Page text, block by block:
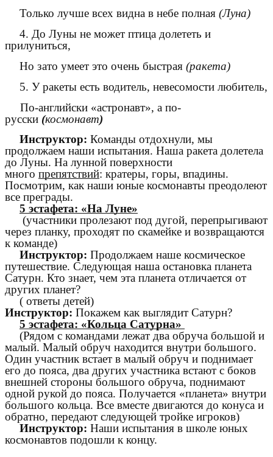
Только лучше всех видна в небе полная (Луна)
4. До Луны не может птица долететь и
прилуниться,
Но зато умеет это очень быстрая (ракета)
5. У ракеты есть водитель, невесомости любитель,
По-английски «астронавт», а по-
русски (космонавт)
Инструктор: Команды отдохнули, мы
продолжаем наши испытания. Наша ракета долетела
до Луны. На лунной поверхности
много препятствий: кратеры, горы, впадины.
Посмотрим, как наши юные космонавты преодолеют
все преграды.
5 эстафета: «На Луне»
(участники пролезают под дугой, перепрыгивают
через планку, проходят по скамейке и возвращаются
к команде)
Инструктор: Продолжаем наше космическое
путешествие. Следующая наша остановка планета
Сатурн. Кто знает, чем эта планета отличается от
других планет?
( ответы детей)
Инструктор: Покажем как выглядит Сатурн?
5 эстафета: «Кольца Сатурна»
(Рядом с командами лежат два обруча большой и
малый. Малый обруч находится внутри большого.
Один участник встает в малый обруч и поднимает
его до пояса, два других участника встают с боков
внешней стороны большого обруча, поднимают
одной рукой до пояса. Получается «планета» внутри
большого кольца. Все вместе двигаются до конуса и
обратно, передают следующей тройке игроков)
Инструктор: Наши испытания в школе юных
космонавтов подошли к концу.